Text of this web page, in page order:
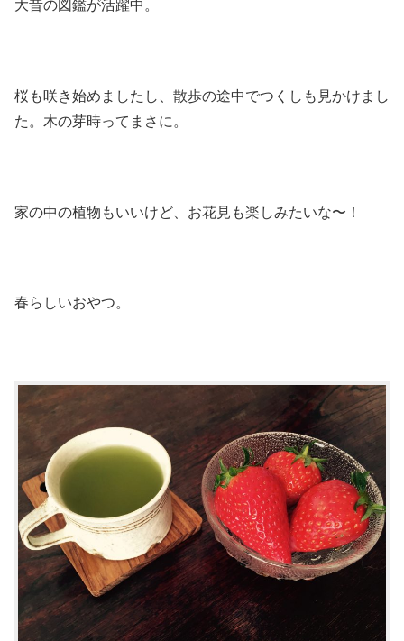
大昔の図鑑が活躍中。
桜も咲き始めましたし、散歩の途中でつくしも見かけまし
た。木の芽時ってまさに。
家の中の植物もいいけど、お花見も楽しみたいな〜！
春らしいおやつ。